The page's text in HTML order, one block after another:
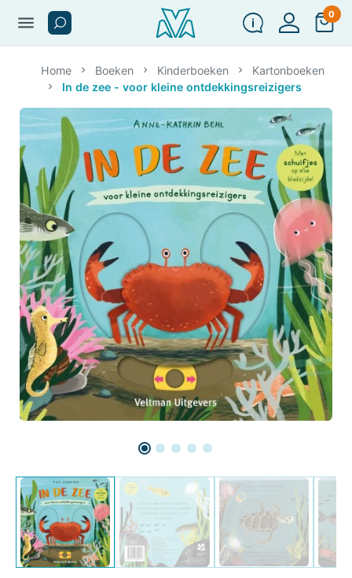
menu 0
Home Boeken Kinderboeken
Kartonboeken
In de zee - voor kleine ontdekkingsreizigers